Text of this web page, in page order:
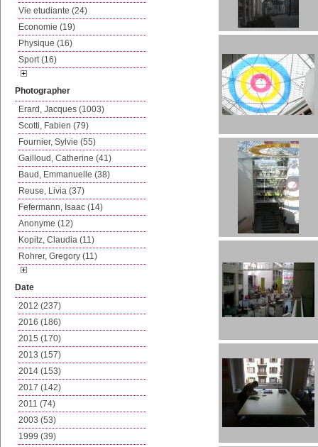
Vie etudiante (24)
Economie (19)
Physique (16)
Sport (16)
Photographer
Erard, Jacques (1003)
Scotti, Fabien (79)
Fournier, Sylvie (55)
Gailloud, Catherine (41)
Baud, Emmanuelle (38)
Reuse, Livia (37)
Fefermann, Isaac (14)
Anonyme (12)
Kopitz, Claudia (11)
Rohrer, Gregory (11)
Date
2012 (237)
2016 (186)
2015 (170)
2013 (157)
2014 (153)
2017 (142)
2011 (74)
2003 (53)
1999 (39)